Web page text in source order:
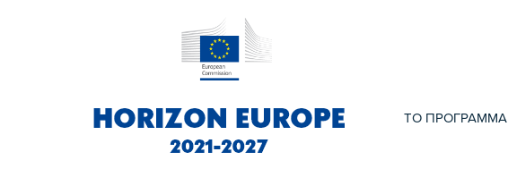
ΤΟ ΠΡΟΓΡΑΜΜΑ